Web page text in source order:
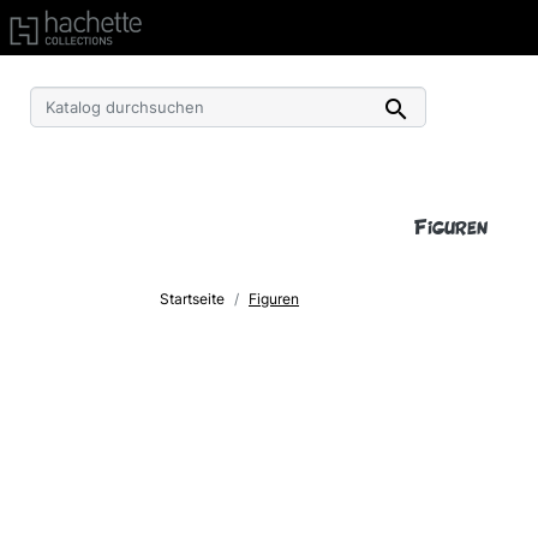
Kostenlose Lieferung ab einem Einkaufswert von 50€ !

Figuren
Startseite Figuren